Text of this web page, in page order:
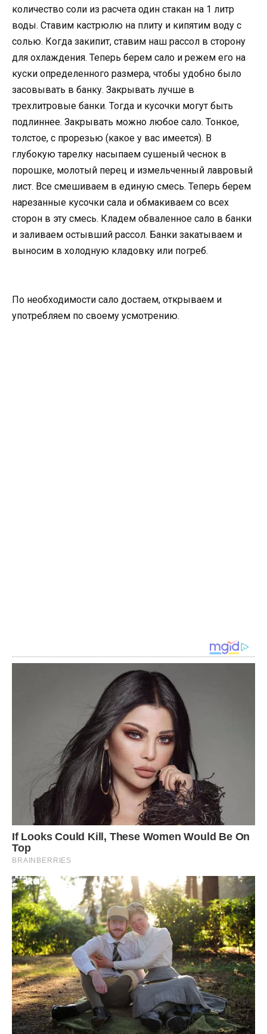
количество соли из расчета один стакан на 1 литр
воды. Ставим кастрюлю на плиту и кипятим воду с
солью. Когда закипит, ставим наш рассол в сторону
для охлаждения. Теперь берем сало и режем его на
куски определенного размера, чтобы удобно было
засовывать в банку. Закрывать лучше в
трехлитровые банки. Тогда и кусочки могут быть
подлиннее. Закрывать можно любое сало. Тонкое,
толстое, с прорезью (какое у вас имеется). В
глубокую тарелку насыпаем сушеный чеснок в
порошке, молотый перец и измельченный лавровый
лист. Все смешиваем в единую смесь. Теперь берем
нарезанные кусочки сала и обмакиваем со всех
сторон в эту смесь. Кладем обваленное сало в банки
и заливаем остывший рассол. Банки закатываем и
выносим в холодную кладовку или погреб.
По необходимости сало достаем, открываем и
употребляем по своему усмотрению.